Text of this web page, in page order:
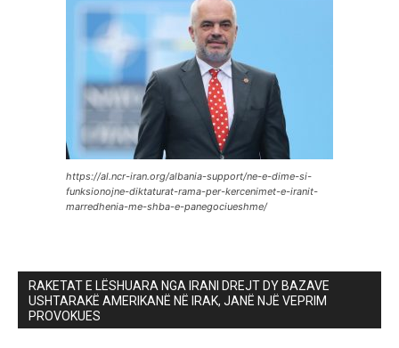
https://al.ncr-iran.org/albania-support/ne-e-dime-si-
funksionojne-diktaturat-rama-per-kercenimet-e-iranit-
marredhenia-me-shba-e-panegociueshme/
RAKETAT E LËSHUARA NGA IRANI DREJT DY BAZAVE
USHTARAKË AMERIKANË NË IRAK, JANË NJË VEPRIM
PROVOKUES